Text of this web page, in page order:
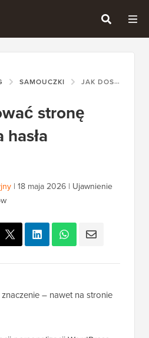
SAMOUCZKI JAK DOSTOSOWAĆ STRONĘ RESETOWANIA HASŁA WORDPRESS
stronę
| 18 maja 2026 | Ujawnienie
– nawet na stronie